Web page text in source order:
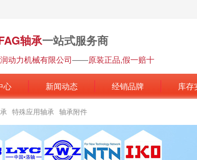
轴承一站式服务商
动力机械有限公司——原装正品,假一赔十
心 新闻动态 经销品牌 库存
特殊应用轴承 轴承附件